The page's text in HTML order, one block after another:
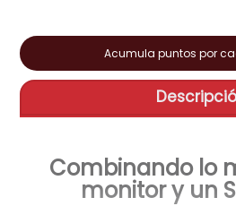
Acumula puntos por
Combinando lo
monitor y un
8. licuadora
9. aire-acondicionado